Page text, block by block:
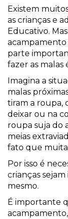
Existem
as crianças e
Educativo.
acampamento
parte
fazer as malas
Imagina a
malas
tiram a roupa,
deixar ou na
roupa suja do
meias
fato que
Por isso é
crianças sejam
mesmo.
É importante
acampamento,